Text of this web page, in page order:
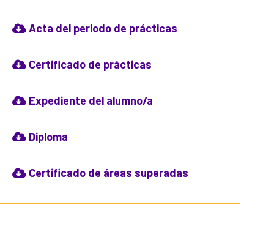
Acta del periodo de prácticas
Certificado de prácticas
Expediente del alumno/a
Diploma
Certificado de áreas superadas